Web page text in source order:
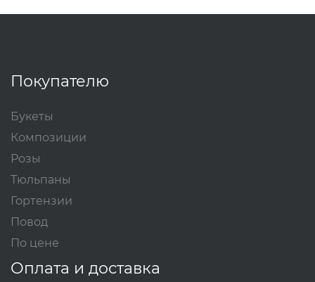
Покупателю
Букеты
Композиции
Розы
Тюльпаны
Гортензии
Повод
По цене
Оплата и доставка